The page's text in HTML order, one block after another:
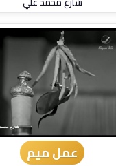
عمل ميم